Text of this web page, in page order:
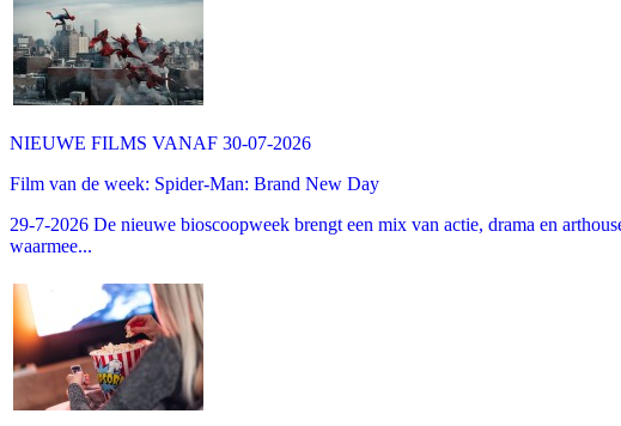
NIEUWE FILMS VANAF 30-07-2026
Film van de week: Spider-Man: Brand New Day
29-7-2026 De nieuwe bioscoopweek brengt een mix van actie, drama en
waarmee...